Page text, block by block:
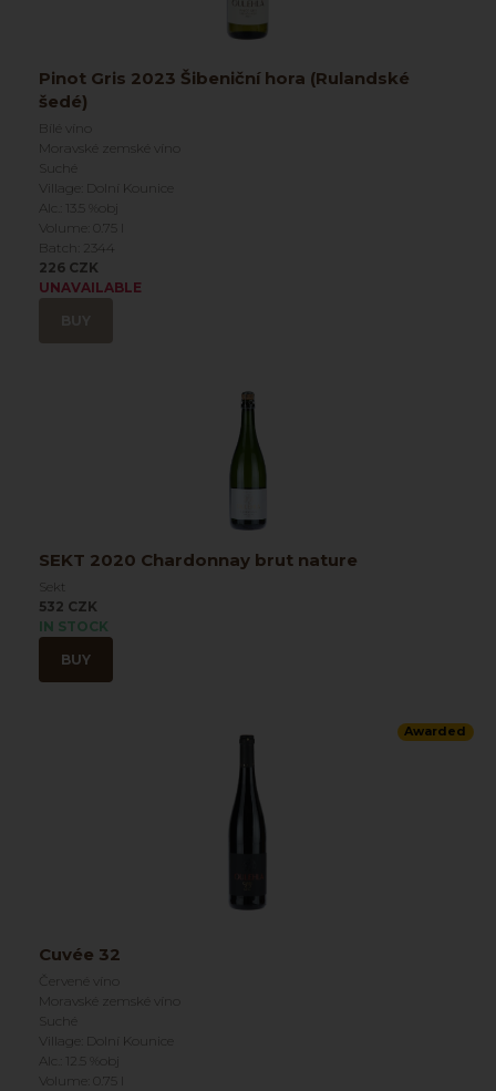
Pinot Gris 2023 Šibeniční hora (Rulandské
šedé)
Bílé víno
Moravské zemské víno
Suché
Village: Dolní Kounice
Alc.: 13.5 %obj
Volume: 0.75 l
Batch: 2344
226 CZK
UNAVAILABLE
SEKT 2020 Chardonnay brut nature
Sekt
532 CZK
IN STOCK
BUY
Awarded
Cuvée 32
Červené víno
Moravské zemské víno
Suché
Village: Dolní Kounice
Alc.: 12.5 %obj
Volume: 0.75 l